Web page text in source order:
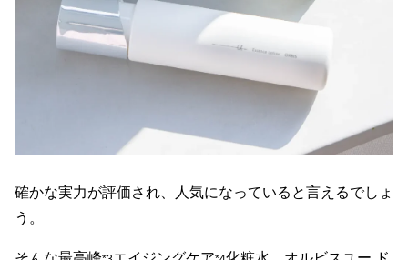
確かな実力が評価され、人気になっていると言えるでしょ
う。